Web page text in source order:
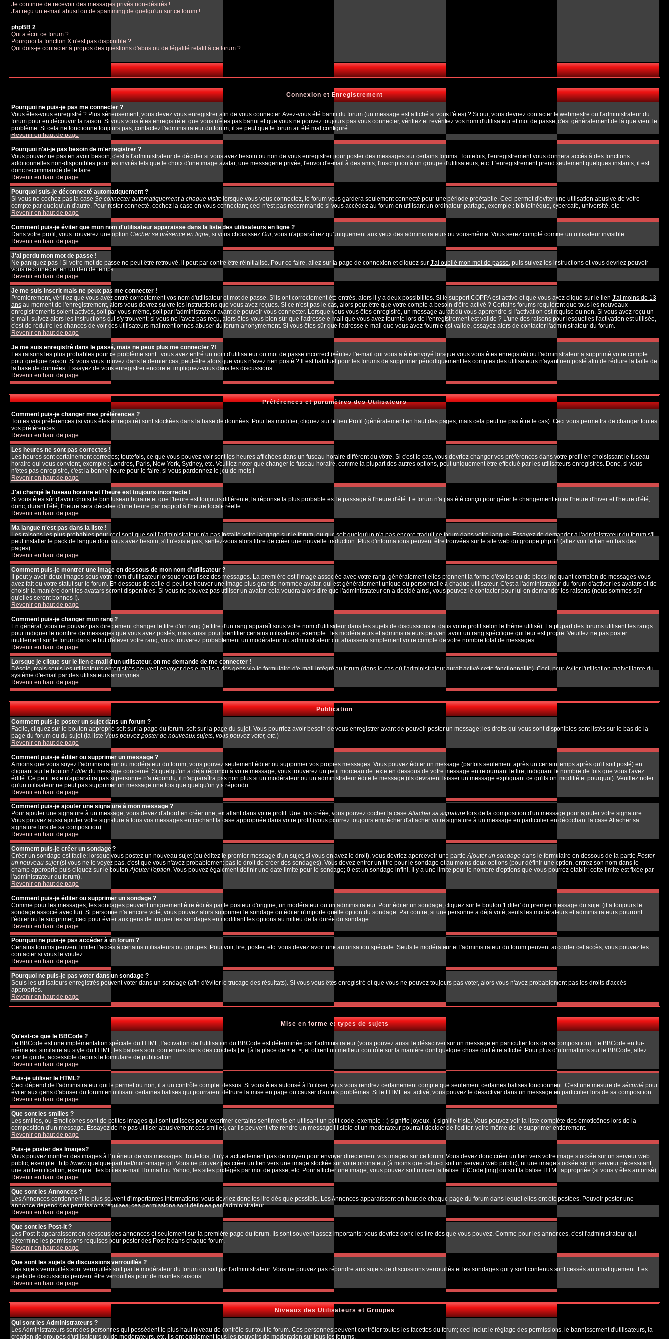
Je continue de recevoir des messages privés non-désirés !
J'ai reçu un e-mail abusif ou de spamming de quelqu'un sur ce forum !
phpBB 2
Qui a écrit ce forum ?
Pourquoi la fonction X n'est pas disponible ?
Qui dois-je contacter à propos des questions d'abus ou de légalité relatif à ce forum ?
Connexion et Enregistrement
Pourquoi ne puis-je pas me connecter ?
Vous êtes-vous enregistré ? Plus sérieusement, vous devez vous enregistrer afin de vous connecter. Avez-vous été banni du forum (un message est affiché si vous l'êtes) ? Si oui, vous devriez contacter le webmestre ou l'administrateur du
forum pour en découvrir la raison. Si vous vous êtes enregistré et que vous n'êtes pas banni et que vous ne pouvez toujours pas vous connecter, vérifiez et revérifiez vos nom d'utilisateur et mot de passe; c'est généralement de là que vient le
problème. Si cela ne fonctionne toujours pas, contactez l'administrateur du forum; il se peut que le forum ait été mal configuré.
Revenir en haut de page
Pourquoi n'ai-je pas besoin de m'enregistrer ?
Vous pouvez ne pas en avoir besoin; c'est à l'administrateur de décider si vous avez besoin ou non de vous enregistrer pour poster des messages sur certains forums. Toutefois, l'enregistrement vous donnera accès à des fonctions
additionnelles non-disponibles pour les invités tels que le choix d'une image avatar, une messagerie privée, l'envoi d'e-mail à des amis, l'inscription à un groupe d'utilisateurs, etc. L'enregistrement prend seulement quelques instants; il est
donc recommandé de le faire.
Revenir en haut de page
Pourquoi suis-je déconnecté automatiquement ?
Si vous ne cochez pas la caseSe connecter automatiquement à chaque visitelorsque vous vous connectez, le forum vous gardera seulement connecté pour une période préétablie. Ceci permet d'éviter une utilisation abusive de votre
compte par quelqu'un d'autre. Pour rester connecté, cochez la case en vous connectant; ceci n'est pas recommandé si vous accédez au forum en utilisant un ordinateur partagé, exemple : bibliothèque, cybercafé, université, etc.
Revenir en haut de page
Comment puis-je éviter que mon nom d'utilisateur apparaisse dans la liste des utilisateurs en ligne ?
Dans votre profil, vous trouverez une optionCacher sa présence en ligne; si vous choisissezOui, vous n'apparaîtrez qu'uniquement aux yeux des administrateurs ou vous-même. Vous serez compté comme un utilisateur invisible.
Revenir en haut de page
J'ai perdu mon mot de passe !
Ne paniquez pas ! Si votre mot de passe ne peut être retrouvé, il peut par contre être réinitialisé. Pour ce faire, allez sur la page de connexion et cliquez surJ'ai oublié mon mot de passe, puis suivez les instructions et vous devriez pouvoir
vous reconnecter en un rien de temps.
Revenir en haut de page
Je me suis inscrit mais ne peux pas me connecter !
Premièrement, vérifiez que vous avez entré correctement vos nom d'utilisateur et mot de passe. S'ils ont correctement été entrés, alors il y a deux possibilités. Si le support COPPA est activé et que vous avez cliqué sur le lienJ'ai moins de 13
ansau moment de l'enregistrement, alors vous devrez suivre les instructions que vous avez reçues. Si ce n'est pas le cas, alors peut-être que votre compte a besoin d'être activé ? Certains forums requièrent que tous les nouveaux
enregistrements soient activés, soit par vous-même, soit par l'administrateur avant de pouvoir vous connecter. Lorsque vous vous êtes enregistré, un message aurait dû vous apprendre si l'activation est requise ou non. Si vous avez reçu un
e-mail, suivez alors les instructions qui s'y trouvent; si vous ne l'avez pas reçu, alors êtes-vous bien sûr que l'adresse e-mail que vous avez fournie lors de l'enregistrement est valide ? L'une des raisons pour lesquelles l'activation est utilisée,
c'est de réduire les chances de voir des utilisateurs malintentionnés abuser du forum anonymement. Si vous êtes sûr que l'adresse e-mail que vous avez fournie est valide, essayez alors de contacter l'administrateur du forum.
Revenir en haut de page
Je me suis enregistré dans le passé, mais ne peux plus me connecter ?!
Les raisons les plus probables pour ce problème sont : vous avez entré un nom d'utilisateur ou mot de passe incorrect (vérifiez l'e-mail qui vous a été envoyé lorsque vous vous êtes enregistré) ou l'administrateur a supprimé votre compte
pour quelque raison. Si vous vous trouvez dans le dernier cas, peut-être alors que vous n'avez rien posté ? Il est habituel pour les forums de supprimer périodiquement les comptes des utilisateurs n'ayant rien posté afin de réduire la taille de
la base de données. Essayez de vous enregistrer encore et impliquez-vous dans les discussions.
Revenir en haut de page
Préférences et paramètres des Utilisateurs
Comment puis-je changer mes préférences ?
Toutes vos préférences (si vous êtes enregistré) sont stockées dans la base de données. Pour les modifier, cliquez sur le lienProfil(généralement en haut des pages, mais cela peut ne pas être le cas). Ceci vous permettra de changer toutes
vos préférences.
Revenir en haut de page
Les heures ne sont pas correctes !
Les heures sont certainement correctes; toutefois, ce que vous pouvez voir sont les heures affichées dans un fuseau horaire différent du vôtre. Si c'est le cas, vous devriez changer vos préférences dans votre profil en choisissant le fuseau
horaire qui vous convient, exemple : Londres, Paris, New York, Sydney, etc. Veuillez noter que changer le fuseau horaire, comme la plupart des autres options, peut uniquement être effectué par les utilisateurs enregistrés. Donc, si vous
n'êtes pas enregistré, c'est la bonne heure pour le faire, si vous pardonnez le jeu de mots !
Revenir en haut de page
J'ai changé le fuseau horaire et l'heure est toujours incorrecte !
Si vous êtes sûr d'avoir choisi le bon fuseau horaire et que l'heure est toujours différente, la réponse la plus probable est le passage à l'heure d'été. Le forum n'a pas été conçu pour gérer le changement entre l'heure d'hiver et l'heure d'été;
donc, durant l'été, l'heure sera décalée d'une heure par rapport à l'heure locale réelle.
Revenir en haut de page
Ma langue n'est pas dans la liste !
Les raisons les plus probables pour ceci sont que soit l'administrateur n'a pas installé votre langage sur le forum, ou que soit quelqu'un n'a pas encore traduit ce forum dans votre langue. Essayez de demander à l'administrateur du forum s'il
peut installer le pack de langue dont vous avez besoin; s'il n'existe pas, sentez-vous alors libre de créer une nouvelle traduction. Plus d'informations peuvent être trouvées sur le site web du groupe phpBB (allez voir le lien en bas des
pages).
Revenir en haut de page
Comment puis-je montrer une image en dessous de mon nom d'utilisateur ?
Il peut y avoir deux images sous votre nom d'utilisateur lorsque vous lisez des messages. La première est l'image associée avec votre rang, généralement elles prennent la forme d'étoiles ou de blocs indiquant combien de messages vous
avez fait ou votre statut sur le forum. En dessous de celle-ci peut se trouver une image plus grande nommée avatar, qui est généralement unique ou personnelle à chaque utilisateur. C'est à l'administrateur du forum d'activer les avatars et de
choisir la manière dont les avatars seront disponibles. Si vous ne pouvez pas utiliser un avatar, cela voudra alors dire que l'administrateur en a décidé ainsi, vous pouvez le contacter pour lui en demander les raisons (nous sommes sûr
qu'elles seront bonnes !).
Revenir en haut de page
Comment puis-je changer mon rang ?
En général, vous ne pouvez pas directement changer le titre d'un rang (le titre d'un rang apparaît sous votre nom d'utilisateur dans les sujets de discussions et dans votre profil selon le thème utilisé). La plupart des forums utilisent les rangs
pour indiquer le nombre de messages que vous avez postés, mais aussi pour identifier certains utilisateurs, exemple : les modérateurs et administrateurs peuvent avoir un rang spécifique qui leur est propre. Veuillez ne pas poster
inutilement sur le forum dans le but d'élever votre rang; vous trouverez probablement un modérateur ou administrateur qui abaissera simplement votre compte de votre nombre total de messages.
Revenir en haut de page
Lorsque je clique sur le lien e-mail d'un utilisateur, on me demande de me connecter !
Désolé, mais seuls les utilisateurs enregistrés peuvent envoyer des e-mails à des gens via le formulaire d'e-mail intégré au forum (dans le cas où l'administrateur aurait activé cette fonctionnalité). Ceci, pour éviter l'utilisation malveillante du
système d'e-mail par des utilisateurs anonymes.
Revenir en haut de page
Publication
Comment puis-je poster un sujet dans un forum ?
Facile, cliquez sur le bouton approprié soit sur la page du forum, soit sur la page du sujet. Vous pourriez avoir besoin de vous enregistrer avant de pouvoir poster un message; les droits qui vous sont disponibles sont listés sur le bas de la
page du forum ou du sujet (la listeVous pouvez poster de nouveaux sujets, vous pouvez voter, etc.)
Revenir en haut de page
Comment puis-je éditer ou supprimer un message ?
A moins que vous soyez l'administrateur ou modérateur du forum, vous pouvez seulement éditer ou supprimer vos propres messages. Vous pouvez éditer un message (parfois seulement après un certain temps après qu'il soit posté) en
cliquant sur le boutonEditerdu message concerné. Si quelqu'un a déjà répondu à votre message, vous trouverez un petit morceau de texte en dessous de votre message en retournant le lire, indiquant le nombre de fois que vous l'avez
édité. Ce petit texte n'apparaîtra pas si personne n'a répondu, il n'apparaîtra pas non plus si un modérateur ou un administrateur édite le message (ils devraient laisser un message expliquant ce qu'ils ont modifié et pourquoi). Veuillez noter
qu'un utilisateur ne peut pas supprimer un message une fois que quelqu'un y a répondu.
Revenir en haut de page
Comment puis-je ajouter une signature à mon message ?
Pour ajouter une signature à un message, vous devez d'abord en créer une, en allant dans votre profil. Une fois créée, vous pouvez cocher la caseAttacher sa signaturelors de la composition d'un message pour ajouter votre signature.
Vous pouvez aussi ajouter votre signature à tous vos messages en cochant la case appropriée dans votre profil (vous pourrez toujours empêcher d'attacher votre signature à un message en particulier en décochant la case Attacher sa
signature lors de sa composition).
Revenir en haut de page
Comment puis-je créer un sondage ?
Créer un sondage est facile; lorsque vous postez un nouveau sujet (ou éditez le premier message d'un sujet, si vous en avez le droit), vous devriez apercevoir une partieAjouter un sondagedans le formulaire en dessous de la partiePoster
un nouveau sujet(si vous ne le voyez pas, c'est que vous n'avez probablement pas le droit de créer des sondages). Vous devez entrer un titre pour le sondage et au moins deux options (pour définir une option, entrez son nom dans le
champ approprié puis cliquez sur le boutonAjouter l'option. Vous pouvez également définir une date limite pour le sondage; 0 est un sondage infini. Il y a une limite pour le nombre d'options que vous pourrez établir; cette limite est fixée par
l'administrateur du forum).
Revenir en haut de page
Comment puis-je éditer ou supprimer un sondage ?
Comme pour les messages, les sondages peuvent uniquement être édités par le posteur d'origine, un modérateur ou un administrateur. Pour éditer un sondage, cliquez sur le bouton 'Editer' du premier message du sujet (il a toujours le
sondage associé avec lui). Si personne n'a encore voté, vous pouvez alors supprimer le sondage ou éditer n'importe quelle option du sondage. Par contre, si une personne a déjà voté, seuls les modérateurs et administrateurs pourront
l'éditer ou le supprimer, ceci pour éviter aux gens de truquer les sondages en modifiant les options au milieu de la durée du sondage.
Revenir en haut de page
Pourquoi ne puis-je pas accéder à un forum ?
Certains forums peuvent limiter l'accès à certains utilisateurs ou groupes. Pour voir, lire, poster, etc. vous devez avoir une autorisation spéciale. Seuls le modérateur et l'administrateur du forum peuvent accorder cet accès; vous pouvez les
contacter si vous le voulez.
Revenir en haut de page
Pourquoi ne puis-je pas voter dans un sondage ?
Seuls les utilisateurs enregistrés peuvent voter dans un sondage (afin d'éviter le trucage des résultats). Si vous vous êtes enregistré et que vous ne pouvez toujours pas voter, alors vous n'avez probablement pas les droits d'accès
appropriés.
Revenir en haut de page
Mise en forme et types de sujets
Qu'est-ce que le BBCode ?
Le BBCode est une implémentation spéciale du HTML; l'activation de l'utilisation du BBCode est déterminée par l'administrateur (vous pouvez aussi le désactiver sur un message en particulier lors de sa composition). Le BBCode en lui-
même est similaire au style du HTML; les balises sont contenues dans des crochets [ et ] à la place de < et >, et offrent un meilleur contrôle sur la manière dont quelque chose doit être affiché. Pour plus d'informations sur le BBCode, allez
voir le guide, accessible depuis le formulaire de publication.
Revenir en haut de page
Puis-je utiliser le HTML?
Ceci dépend de l'administrateur qui le permet ou non; il a un contrôle complet dessus. Si vous êtes autorisé à l'utiliser, vous vous rendrez certainement compte que seulement certaines balises fonctionnent. C'est une mesure desécuritépour
éviter aux gens d'abuser du forum en utilisant certaines balises qui pourraient détruire la mise en page ou causer d'autres problèmes. Si le HTML est activé, vous pouvez le désactiver dans un message en particulier lors de sa composition.
Revenir en haut de page
Que sont les smilies ?
Les smilies, ou Emoticônes sont de petites images qui sont utilisées pour exprimer certains sentiments en utilisant un petit code, exemple : :) signifie joyeux, :( signifie triste. Vous pouvez voir la liste complète des émoticônes lors de la
composition d'un message. Essayez de ne pas utiliser abusivement ces smilies, car ils peuvent vite rendre un message illisible et un modérateur pourrait décider de l'éditer, voire même de le supprimer entièrement.
Revenir en haut de page
Puis-je poster des Images?
Vous pouvez montrer des images à l'intérieur de vos messages. Toutefois, il n'y a actuellement pas de moyen pour envoyer directement vos images sur ce forum. Vous devez donc créer un lien vers votre image stockée sur un serveur web
public, exemple : http://www.quelque-part.net/mon-image.gif. Vous ne pouvez pas créer un lien vers une image stockée sur votre ordinateur (à moins que celui-ci soit un serveur web public), ni une image stockée sur un serveur nécessitant
une authentification, exemple : les boîtes e-mail Hotmail ou Yahoo, les sites protégés par mot de passe, etc. Pour afficher une image, vous pouvez soit utiliser la balise BBCode [img] ou soit la balise HTML appropriée (si vous y êtes autorisé).
Revenir en haut de page
Que sont les Annonces ?
Les Annonces contiennent le plus souvent d'importantes informations; vous devriez donc les lire dès que possible. Les Annonces apparaîssent en haut de chaque page du forum dans lequel elles ont été postées. Pouvoir poster une
annonce dépend des permissions requises; ces permissions sont définies par l'administrateur.
Revenir en haut de page
Que sont les Post-it ?
Les Post-it apparaissent en-dessous des annonces et seulement sur la première page du forum. Ils sont souvent assez importants; vous devriez donc les lire dès que vous pouvez. Comme pour les annonces, c'est l'administrateur qui
détermine les permissions requises pour poster des Post-it dans chaque forum.
Revenir en haut de page
Que sont les sujets de discussions verrouillés ?
Les sujets verrouillés sont verrouillés soit par le modérateur du forum ou soit par l'administrateur. Vous ne pouvez pas répondre aux sujets de discussions verrouillés et les sondages qui y sont contenus sont cessés automatiquement. Les
sujets de discussions peuvent être verrouillés pour de maintes raisons.
Revenir en haut de page
Niveaux des Utilisateurs et Groupes
Qui sont les Administrateurs ?
Les Administrateurs sont des personnes qui possèdent le plus haut niveau de contrôle sur tout le forum. Ces personnes peuvent contrôler toutes les facettes du forum; ceci inclut le réglage des permissions, le bannissement d'utilisateurs, la
création de groupes d'utilisateurs ou de modérateurs, etc. Ils ont également tous les pouvoirs de modération sur tous les forums.